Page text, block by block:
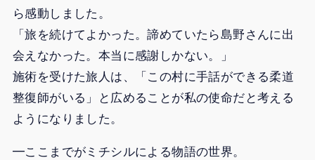
ら感動しました。
「旅を続けてよかった。諦めていたら島野さんに出
会えなかった。本当に感謝しかない。」
施術を受けた旅人は、「この村に手話ができる柔道
整復師がいる」と広めることが私の使命だと考える
ようになりました。
━ここまでがミチシルによる物語の世界。